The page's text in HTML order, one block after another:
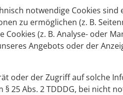
notwendige Cookies
zu ermöglichen (z. B.
(z. B. Analyse- oder
Angebots oder der
oder der Zugriff auf solche
25 Abs. 2 TDDDG, bei nicht